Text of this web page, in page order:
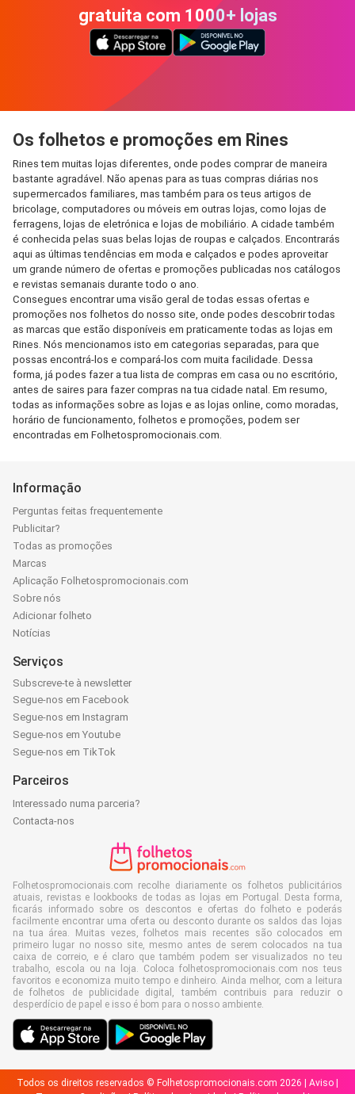
gratuita com 1000+ lojas
Os folhetos e promoções em Rines
Rines tem muitas lojas diferentes, onde podes comprar de maneira
bastante agradável. Não apenas para as tuas compras diárias nos
supermercados familiares, mas também para os teus artigos de
bricolage, computadores ou móveis em outras lojas, como lojas de
ferragens, lojas de eletrónica e lojas de mobiliário. A cidade também
é conhecida pelas suas belas lojas de roupas e calçados. Encontrarás
aqui as últimas tendências em moda e calçados e podes aproveitar
um grande número de ofertas e promoções publicadas nos catálogos
e revistas semanais durante todo o ano.
Consegues encontrar uma visão geral de todas essas ofertas e
promoções nos folhetos do nosso site, onde podes descobrir todas
as marcas que estão disponíveis em praticamente todas as lojas em
Rines. Nós mencionamos isto em categorias separadas, para que
possas encontrá-los e compará-los com muita facilidade. Dessa
forma, já podes fazer a tua lista de compras em casa ou no escritório,
antes de saires para fazer compras na tua cidade natal. Em resumo,
todas as informações sobre as lojas e as lojas online, como moradas,
horário de funcionamento, folhetos e promoções, podem ser
encontradas em Folhetospromocionais.com.
Informação
Perguntas feitas frequentemente
Publicitar?
Todas as promoções
Marcas
Aplicação Folhetospromocionais.com
Sobre nós
Adicionar folheto
Notícias
Serviços
Subscreve-te à newsletter
Segue-nos em Facebook
Segue-nos em Instagram
Segue-nos em Youtube
Segue-nos em TikTok
Parceiros
Interessado numa parceria?
Contacta-nos
Folhetospromocionais.com recolhe diariamente os folhetos publicitários
atuais, revistas e lookbooks de todas as lojas em Portugal. Desta forma,
ficarás informado sobre os descontos e ofertas do folheto e poderás
facilmente encontrar uma oferta ou desconto durante os saldos das lojas
na tua área. Muitas vezes, folhetos mais recentes são colocados em
primeiro lugar no nosso site, mesmo antes de serem colocados na tua
caixa de correio, e é claro que também podem ser visualizados no teu
trabalho, escola ou na loja. Coloca folhetospromocionais.com nos teus
favoritos e economiza muito tempo e dinheiro. Ainda melhor, com a leitura
de folhetos de publicidade digital, também contribuis para reduzir o
desperdício de papel e isso é bom para o nosso ambiente.
Todos os direitos reservados © Folhetospromocionais.com 2026 | Aviso